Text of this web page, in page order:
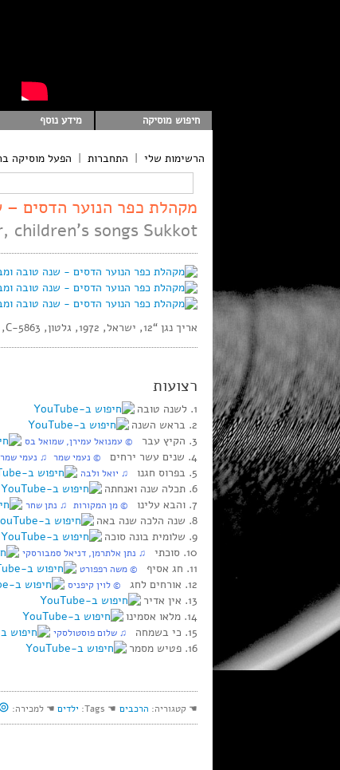
חיפוש מוסיקה מידע נוסף
הרשימות שלי | התחברות | הפעל מוסיקה
מקהלת כפר הנוער הדסים –
children’s songs Sukkot
אריך נגן “12, ישראל, 1972, גלטון, C-5863, סטריאו
רצועות
1. לשנה טובה
2. בראש השנה
3. הקיץ עבר
© עמנואל עמירן, שמואל בס
4. שנים עשר ירחים © נעמי שמר ♫ נעמי שמר
5. בפרוס חגנו ♫ יואל ולבה
6. תכלה שנה ואנחתה
7. והבא עלינו
© מן המקורות ♫ נתן שחר
8. שנה הלכה שנה באה
9. שלומית בונה סוכה
10. סוכתי
♫ נתן אלתרמן, דניאל סמבורסקי
11. חג אסיף © משה רפפורט
12. אורחים לחג © לוין קיפניס
13. אין אדיר
14. מלאו אסמינו
15. כי בשמחה
♫ שלום פוסטולסקי
16. פטיש מסמר
☚ קטגוריה: הרכבים ☚ Tags: ילדים ☚ למכירה: